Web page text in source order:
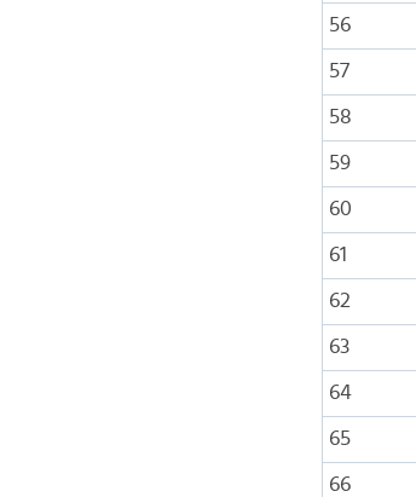
56
57
58
59
60
61
62
63
64
65
66